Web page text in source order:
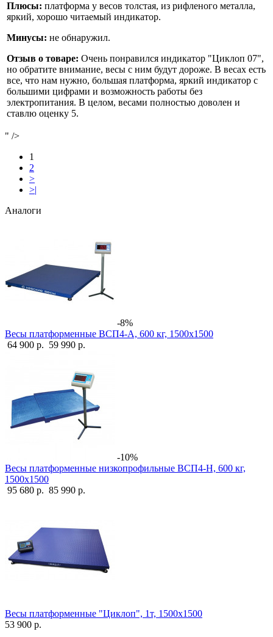
Плюсы: платформа у весов толстая, из рифленого металла,
яркий, хорошо читаемый индикатор.
Минусы: не обнаружил.
Отзыв о товаре: Очень понравился индикатор "Циклоп 07",
но обратите внимание, весы с ним будут дороже. В весах есть
все, что нам нужно, большая платформа, яркий индикатор с
большими цифрами и возможность работы без
электропитания. В целом, весами полностью доволен и
ставлю оценку 5.
" />
1
2
>
>|
Аналоги
-8%
Весы платформенные ВСП4-А, 600 кг, 1500х1500
64 900 р. 59 990 р.
-10%
Весы платформенные низкопрофильные ВСП4-Н, 600 кг,
1500х1500
95 680 р. 85 990 р.
Весы платформенные "Циклоп", 1т, 1500х1500
53 900 р.